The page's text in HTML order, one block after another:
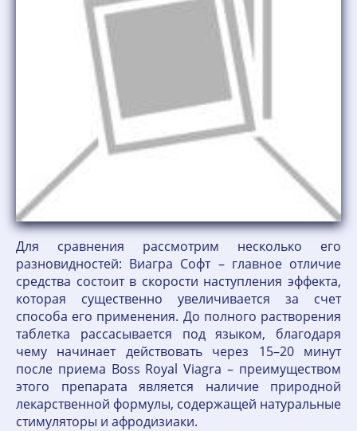
Для сравнения рассмотрим несколько его
разновидностей: Виагра Софт – главное отличие
средства состоит в скорости наступления эффекта,
которая существенно увеличивается за счет
способа его применения. До полного растворения
таблетка рассасывается под языком, благодаря
чему начинает действовать через 15–20 минут
после приема Boss Royal Viagra – преимуществом
этого препарата является наличие природной
лекарственной формулы, содержащей натуральные
стимуляторы и афродизиаки.